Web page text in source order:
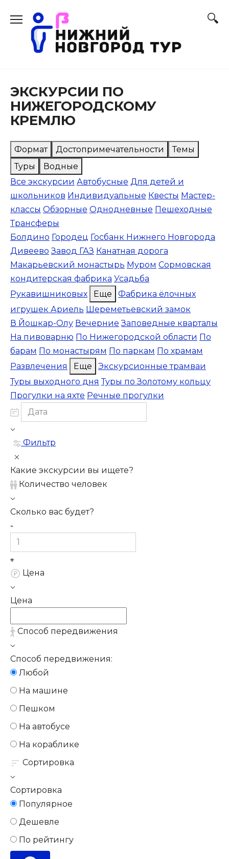
содержанию
ЭКСКУРСИИ ПО
НИЖЕГОРОДСКОМУ
КРЕМЛЮ
Формат Достопримечательности
Темы
Туры
Водные
Все экскурсии Автобусные Для детей и
школьников Индивидуальные Квесты Мастер-
классы Обзорные Однодневные Пешеходные
Трансферы
Болдино Городец Госбанк Нижнего Новгорода
Дивеево Завод ГАЗ Канатная дорога
Макарьевский монастырь Муром Сормовская
кондитерская фабрика Усадьба
Рукавишниковых
Еще
Фабрика ёлочных
игрушек Ариель Шереметьевский замок
В Йошкар-Олу Вечерние Заповедные кварталы
На пивоварню По Нижегородской области По
барам По монастырям По паркам По храмам
Развлечения
Еще
Экскурсионные трамваи
Туры выходного дня Туры по Золотому кольцу
Прогулки на яхте Речные прогулки
Фильтр
Какие экскурсии вы ищете?
Количество человек
Сколько вас будет?
Цена
Цена
Способ передвижения
Способ передвижения:
Любой
На машине
Пешком
На автобусе
На кораблике
Сортировка
Сортировка
Популярное
Дешевле
По рейтингу